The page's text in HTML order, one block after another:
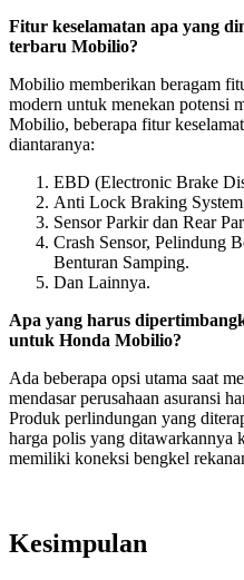
Fitur keselamatan apa yang
terbaru Mobilio?
Mobilio memberikan beragam
modern untuk menekan potensi
Mobilio, beberapa fitur
diantaranya:
EBD (Electronic Brake
Anti Lock Braking
Sensor Parkir dan Rear
Crash Sensor, Pelindung
Benturan Samping.
Dan Lainnya.
Apa yang harus
untuk Honda Mobilio?
Ada beberapa opsi utama saat
mendasar perusahaan asuransi
Produk perlindungan yang
harga polis yang ditawarkannya
memiliki koneksi bengkel
Kesimpulan